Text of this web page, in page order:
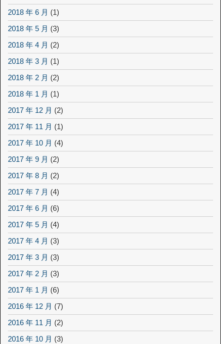
2018 年 6 月 (1)
2018 年 5 月 (3)
2018 年 4 月 (2)
2018 年 3 月 (1)
2018 年 2 月 (2)
2018 年 1 月 (1)
2017 年 12 月 (2)
2017 年 11 月 (1)
2017 年 10 月 (4)
2017 年 9 月 (2)
2017 年 8 月 (2)
2017 年 7 月 (4)
2017 年 6 月 (6)
2017 年 5 月 (4)
2017 年 4 月 (3)
2017 年 3 月 (3)
2017 年 2 月 (3)
2017 年 1 月 (6)
2016 年 12 月 (7)
2016 年 11 月 (2)
2016 年 10 月 (3)